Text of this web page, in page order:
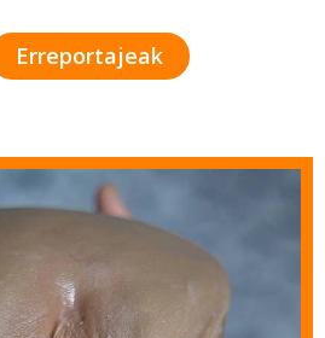
Erreportajeak